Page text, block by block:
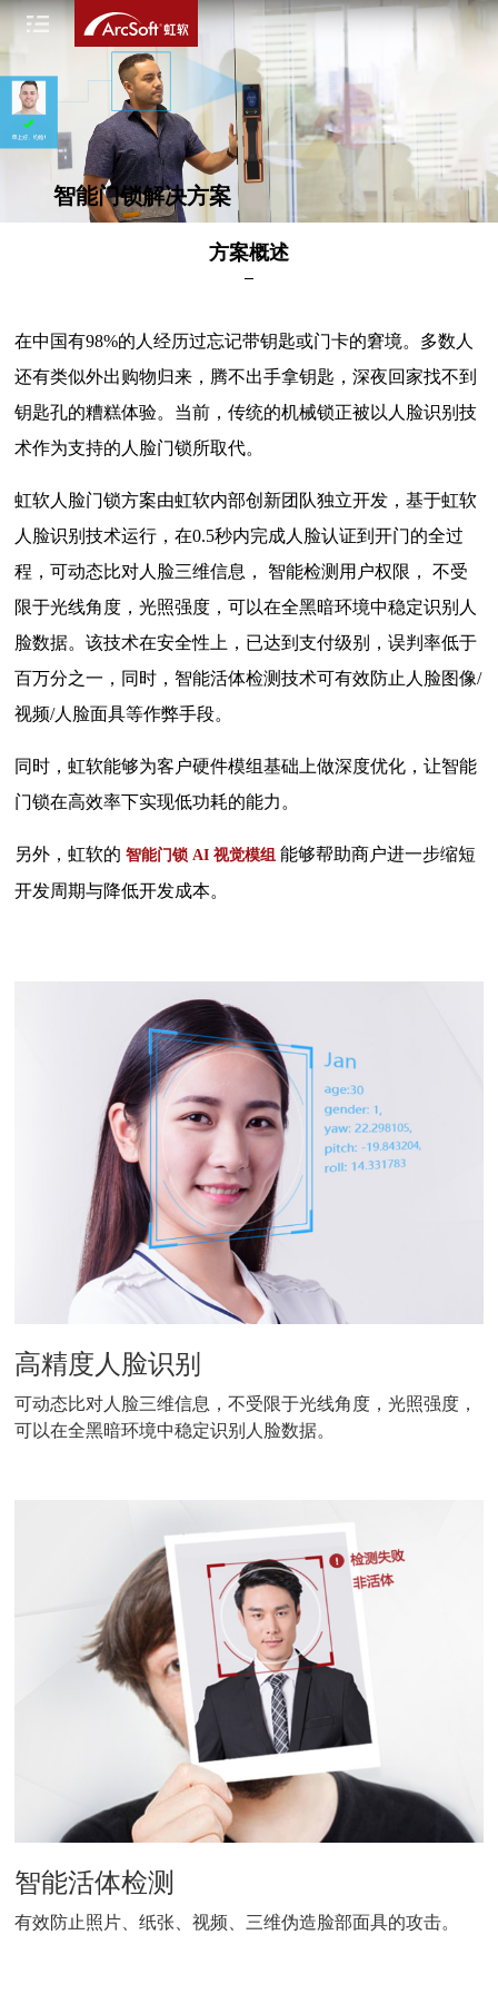
智能门锁解决方案
方案概述
在中国有98%的人经历过忘记带钥匙或门卡的窘境。多数人
还有类似外出购物归来，腾不出手拿钥匙，深夜回家找不到
钥匙孔的糟糕体验。当前，传统的机械锁正被以人脸识别技
术作为支持的人脸门锁所取代。
虹软人脸门锁方案由虹软内部创新团队独立开发，基于虹软
人脸识别技术运行，在0.5秒内完成人脸认证到开门的全过
程，可动态比对人脸三维信息， 智能检测用户权限， 不受
限于光线角度，光照强度，可以在全黑暗环境中稳定识别人
脸数据。该技术在安全性上，已达到支付级别，误判率低于
百万分之一，同时，智能活体检测技术可有效防止人脸图像/
视频/人脸面具等作弊手段。
同时，虹软能够为客户硬件模组基础上做深度优化，让智能
门锁在高效率下实现低功耗的能力。
另外，虹软的智能门锁 AI 视觉模组 能够帮助商户进一步缩短
开发周期与降低开发成本。
高精度人脸识别
可动态比对人脸三维信息，不受限于光线角度，光照强度，
可以在全黑暗环境中稳定识别人脸数据。
智能活体检测
有效防止照片、纸张、视频、三维伪造脸部面具的攻击。